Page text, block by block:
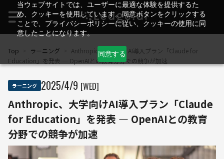
当ウェブサイトでは、ユーザーに最適な体験を提供するた
め、クッキーを使用しています。同意ボタンをクリックする
ことで、プライバシーポリシーに従い、クッキーの使用に同
意したことになります。
同意する
Top ラーニング
Anthropic、大学向けAI導入プラン「Claude for
Education」を発表 ― OpenAIとの教育分野での競争が加速
ラーニング 2025/4/9 [WED]
Anthropic、大学向けAI導入プラン「Claude
for Education」を発表 ― OpenAIとの教育
分野での競争が加速